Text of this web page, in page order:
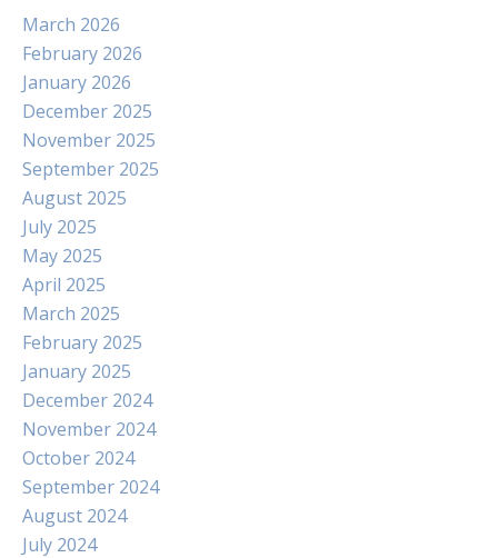
March 2026
February 2026
January 2026
December 2025
November 2025
September 2025
August 2025
July 2025
May 2025
April 2025
March 2025
February 2025
January 2025
December 2024
November 2024
October 2024
September 2024
August 2024
July 2024